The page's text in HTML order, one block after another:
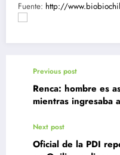
Fuente: http://
Previous post
Renca: hombre es
mientras ingresaba
Next post
Oficial de la PDI